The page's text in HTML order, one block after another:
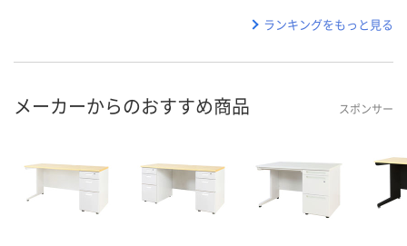
ランキングをもっと見る
メーカーからのおすすめ商品 スポンサー